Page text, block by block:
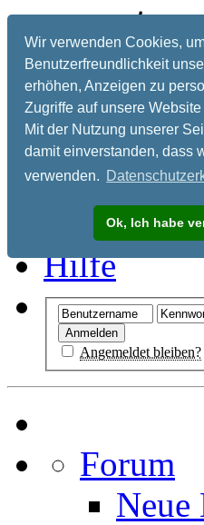
Wir verwenden Cookies,
Benutzerfreundlichkeit
erhöhen, Anzeigen zu
Zugriffe auf unsere
Mit der Nutzung unserer
damit einverstanden, dass
verwenden.
Ok, Ich habe
Hilfe
Angemeldet bleiben?
Forum
Neue